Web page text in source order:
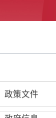
政策文件